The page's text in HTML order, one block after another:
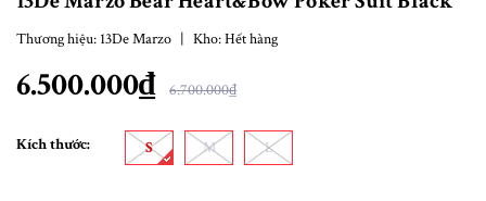
Thương hiệu: 13De Marzo | Kho:Hết hàng
6.500.000₫ 6.700.000₫
Kích thước: S M L